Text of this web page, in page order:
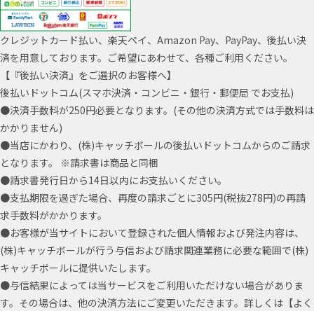
クレジットカード払い、楽天ペイ、Amazon Pay、PayPay、後払い決
済を用意しております。ご希望にあわせて、各種ご利用ください。
【『後払い決済』をご選択のお客様へ】
後払いドットコム(スマホ決済・コンビニ・銀行・郵便局 でお支払)
●決済手数料が250円必要となります。(その他の決済方式では手数料は
かかりません)
●当店にかわり、(株)キャッチボールの後払いドットコムからのご請求
となります。 ※請求書は商品と同梱
●請求書発行日から14日以内にお支払いください。
●支払期限を過ぎた場合、再度の請求ごとに305円(税抜278円)の再請
求手数料がかかります。
●お客様が当サイトにおいて登録された個人情報および発注内容は、
(株)キャッチボールが行う与信および請求関連業務に必要な範囲で(株)
キャッチボールに提供いたします。
●与信結果によっては当サービスをご利用いただけない場合がありま
す。その場合は、他の決済方法にご変更いただきます。詳しくは【よく